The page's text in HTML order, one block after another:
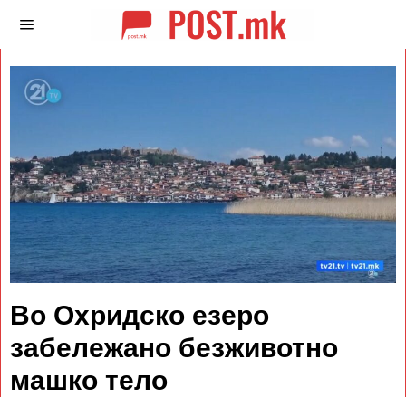
Во Охридско езеро
забележано безживотно
машко тело